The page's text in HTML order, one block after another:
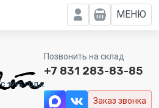
МЕНЮ
C 1995 ГОДА
Позвонить на склад
+7 831 283-83-85
Заказ звонка